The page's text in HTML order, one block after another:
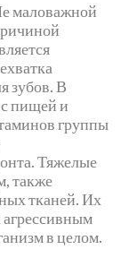
маловажной
зубов. В
пищей и
группы
Тяжелые
также
тканей. Их
агрессивным
в целом.